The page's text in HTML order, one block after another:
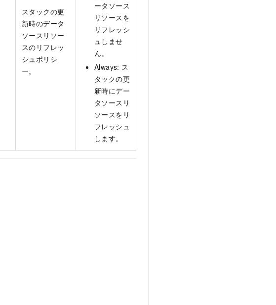
スタックの更
新時のデータ
ソースリソー
スのリフレッ
シュポリシ
ー。
ータソース
リソースを
リフレッシ
ュしませ
ん。
Always: ス
タックの更
新時にデー
タソースリ
ソースをリ
フレッシュ
します。